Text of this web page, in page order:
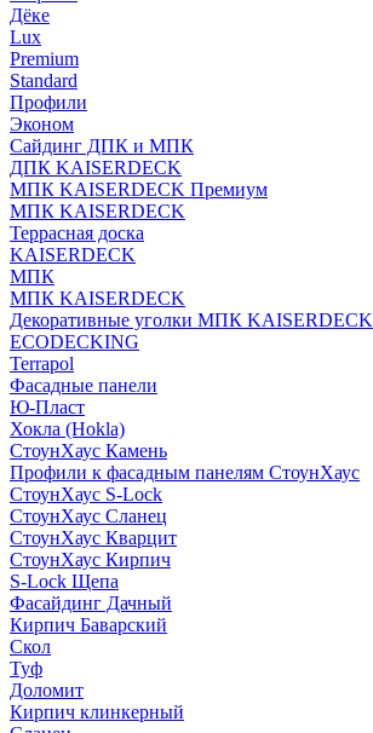
Дёке
Lux
Premium
Standard
Профили
Эконом
Сайдинг ДПК и МПК
ДПК KAISERDECK
МПК KAISERDECK Премиум
МПК KAISERDECK
Террасная доска
KAISERDECK
МПК
МПК KAISERDECK
Декоративные уголки МПК KAISERDECK
ECODECKING
Terrapol
Фасадные панели
Ю-Пласт
Хокла (Hokla)
СтоунХаус Камень
Профили к фасадным панелям СтоунХаус
СтоунХаус S-Lock
СтоунХаус Сланец
СтоунХаус Кварцит
СтоунХаус Кирпич
S-Lock Щепа
Фасайдинг Дачный
Кирпич Баварский
Скол
Туф
Доломит
Кирпич клинкерный